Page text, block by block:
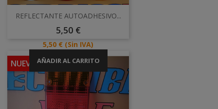
REFLECTANTE AUTOADHESIVO...
Precio
5,50 €
Precio
5,50 € (Sin IVA)
AÑADIR AL CARRITO
NUEVO